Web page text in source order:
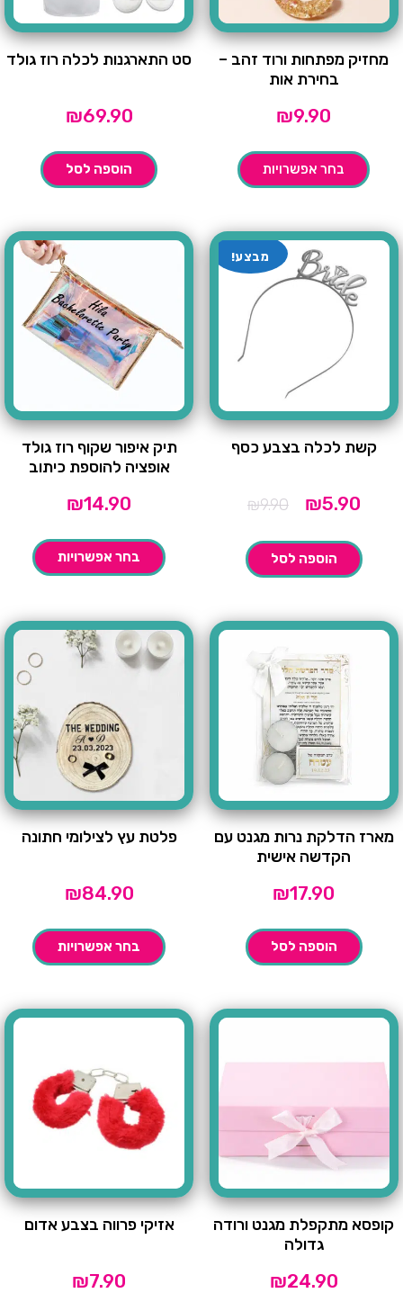
מחזיק מפתחות ורוד זהב –
בחירת אות
₪9.90
בחר אפשרויות
סט התארגנות לכלה רוז גולד
₪69.90
הוספה לסל
מבצע!
קשת לכלה בצבע כסף
₪9.90
המחיר
המקורי
₪9.90.
₪5.90המחיר
הוספה לסל
תיק איפור שקוף רוז גולד
אופציה להוספת כיתוב
₪14.90
בחר אפשרויות
מארז הדלקת נרות מגנט עם
הקדשה אישית
₪17.90
הוספה לסל
פלטת עץ לצילומי חתונה
₪84.90
בחר אפשרויות
קופסא מתקפלת מגנט ורודה
גדולה
₪24.90
אזיקי פרווה בצבע אדום
₪7.90